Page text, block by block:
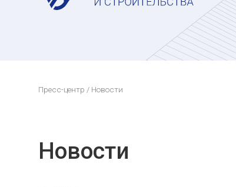
Пресс-центр / Новости
Новости